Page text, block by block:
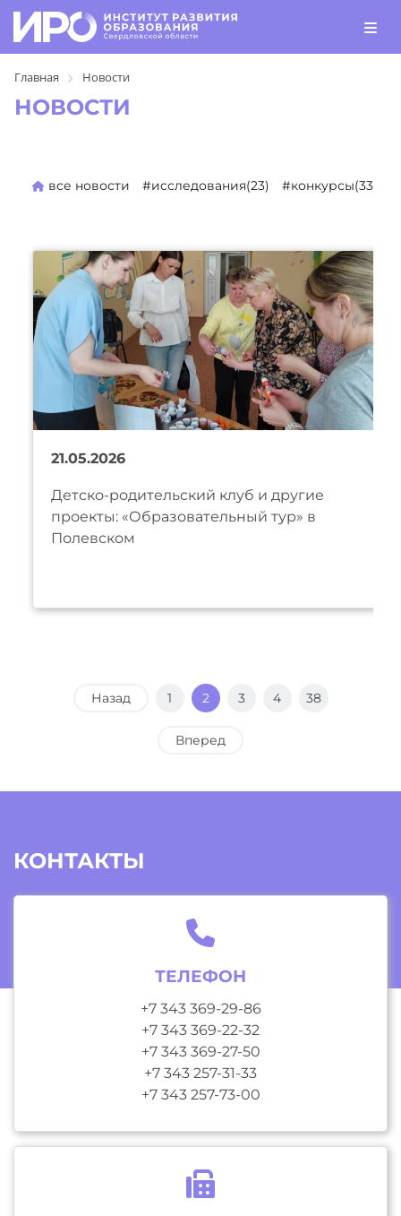
Главная Новости
НОВОСТИ
все новости #исследования(23) #конкурсы(330)
21.05.2026
Детско-родительский клуб и другие
проекты: «Образовательный тур» в
Полевском
Назад 1 2 3 4 38
Вперед
КОНТАКТЫ
ТЕЛЕФОН
+7 343 369-29-86
+7 343 369-22-32
+7 343 369-27-50
+7 343 257-31-33
+7 343 257-73-00